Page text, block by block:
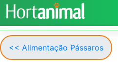
<< Alimentação Pássaros